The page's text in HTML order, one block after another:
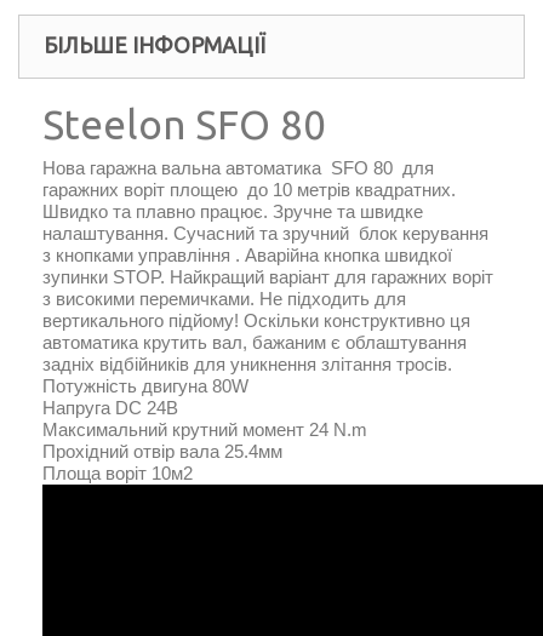
БІЛЬШЕ ІНФОРМАЦІЇ
Steelon SFO 80
Нова гаражна вальна автоматика SFO 80 для
гаражних воріт площею до 10 метрів квадратних.
Швидко та плавно працює. Зручне та швидке
налаштування. Сучасний та зручний блок керування
з кнопками управління . Аварійна кнопка швидкої
зупинки STOP. Найкращий варіант для гаражних воріт
з високими перемичками. Не підходить для
вертикального підйому! Оскільки конструктивно ця
автоматика крутить вал, бажаним є облаштування
задніх відбійників для уникнення злітання тросів.
Потужність двигуна 80W
Напруга DC 24В
Максимальний крутний момент 24 N.m
Прохідний отвір вала 25.4мм
Площа воріт 10м2